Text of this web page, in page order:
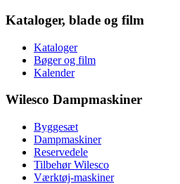
Kataloger, blade og film
Kataloger
Bøger og film
Kalender
Wilesco Dampmaskiner
Byggesæt
Dampmaskiner
Reservedele
Tilbehør Wilesco
Værktøj-maskiner